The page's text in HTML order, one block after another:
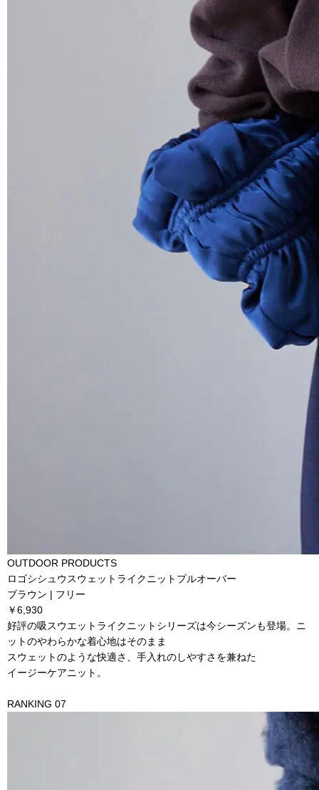
OUTDOOR PRODUCTS
ロゴシシュウスウェットライクニットプルオーバー
ブラウン | フリー
￥6,930
好評の吸スウエットライクニットシリーズは今シーズンも登場。ニ
ットのやわらかな着心地はそのまま
スウェットのような快適さ、手入れのしやすさを兼ねた
イージーケアニット。
RANKING 07